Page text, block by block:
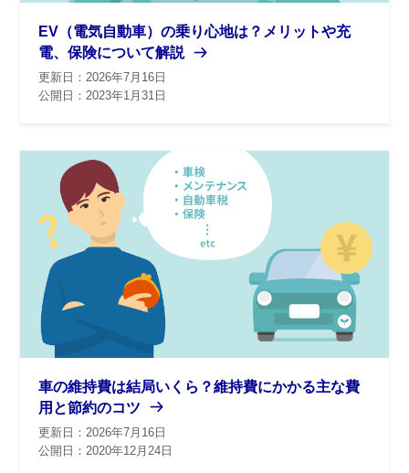
EV（電気自動車）の乗り心地は？メリットや充
電、保険について解説
更新日：2026年7月16日
公開日：2023年1月31日
車の維持費は結局いくら？維持費にかかる主な費
用と節約のコツ
更新日：2026年7月16日
公開日：2020年12月24日